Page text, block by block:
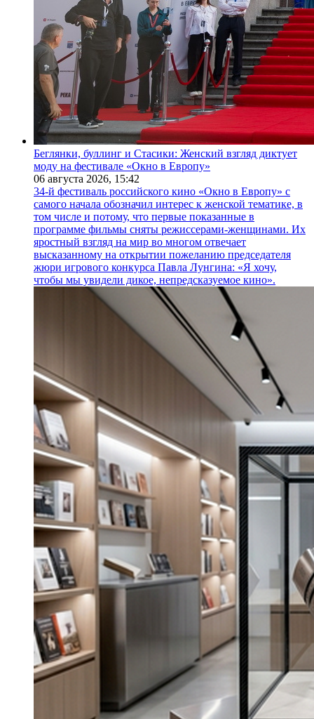
Беглянки, буллинг и Стасики: Женский взгляд диктует
моду на фестивале «Окно в Европу»
06 августа 2026, 15:42
34-й фестиваль российского кино «Окно в Европу» с
самого начала обозначил интерес к женской тематике, в
том числе и потому, что первые показанные в
программе фильмы сняты режиссерами-женщинами. Их
яростный взгляд на мир во многом отвечает
высказанному на открытии пожеланию председателя
жюри игрового конкурса Павла Лунгина: «Я хочу,
чтобы мы увидели дикое, непредсказуемое кино».